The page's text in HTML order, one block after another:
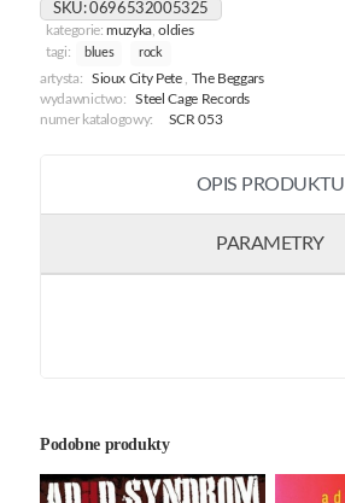
SKU:0696532005325
kategorie:muzyka,oldies
tagi:
blues rock
artysta: Sioux City Pete, The Beggars
wydawnictwo:
Steel Cage Records
numer katalogowy:
SCR 053
OPIS PRODUKTU
PARAMETRY
Podobne produkty